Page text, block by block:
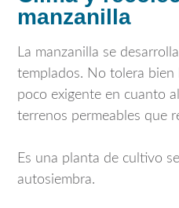
manzanilla
La manzanilla se
templados. No tolera bien
poco exigente en cuanto
terrenos permeables que
Es una planta de cultivo
autosiembra.